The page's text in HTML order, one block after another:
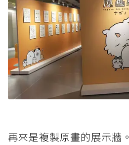
再來是複製原畫的展示牆。